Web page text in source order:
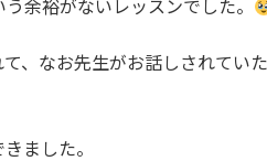
余裕がないレッスンでした。
、なお先生がお話しされてい
ました。